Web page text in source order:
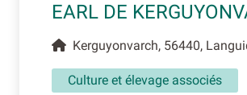
EARL DE
Kerguyonvarch, 56440,
Culture et élevage associés